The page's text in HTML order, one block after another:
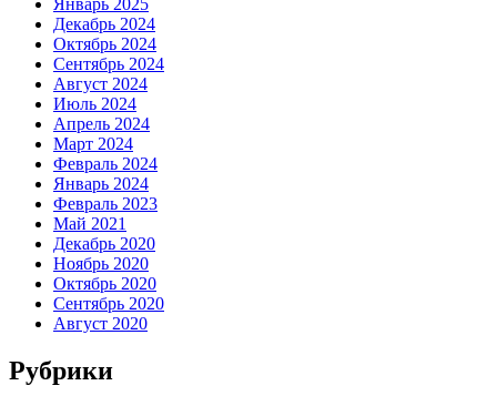
Январь 2025
Декабрь 2024
Октябрь 2024
Сентябрь 2024
Август 2024
Июль 2024
Апрель 2024
Март 2024
Февраль 2024
Январь 2024
Февраль 2023
Май 2021
Декабрь 2020
Ноябрь 2020
Октябрь 2020
Сентябрь 2020
Август 2020
Рубрики